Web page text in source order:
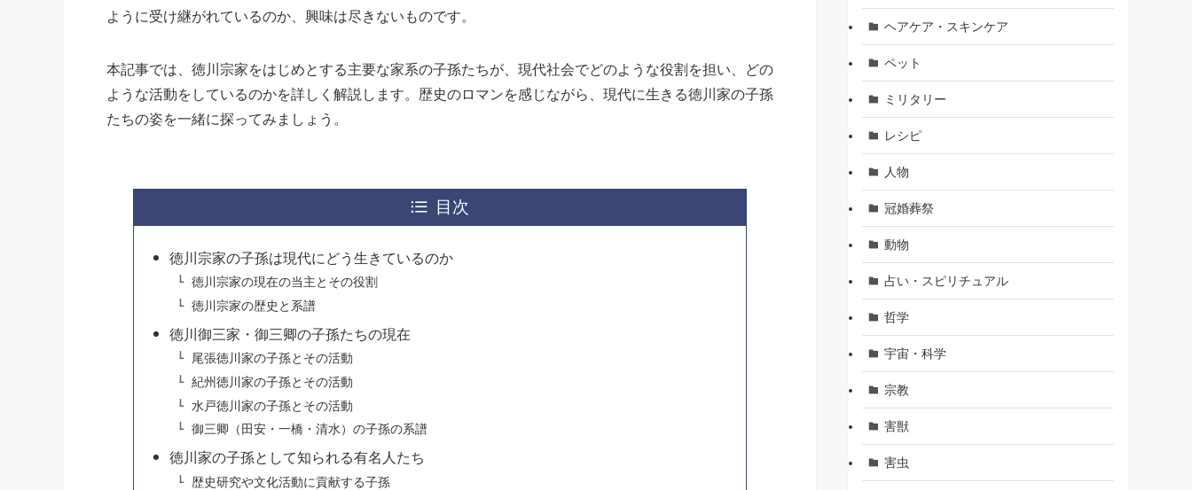
ように受け継がれているのか、興味は尽きないものです。
本記事では、徳川宗家をはじめとする主要な家系の子孫たちが、現代社会でどのような役割を担い、どの
ような活動をしているのかを詳しく解説します。歴史のロマンを感じながら、現代に生きる徳川家の子孫
たちの姿を一緒に探ってみましょう。
目次
徳川宗家の子孫は現代にどう生きているのか
徳川宗家の現在の当主とその役割
徳川宗家の歴史と系譜
徳川御三家・御三卿の子孫たちの現在
尾張徳川家の子孫とその活動
紀州徳川家の子孫とその活動
水戸徳川家の子孫とその活動
御三卿（田安・一橋・清水）の子孫の系譜
徳川家の子孫として知られる有名人たち
歴史研究や文化活動に貢献する子孫
ヘアケア・スキンケア
ペット
ミリタリー
レシピ
人物
冠婚葬祭
動物
占い・スピリチュアル
哲学
宇宙・科学
宗教
害獣
害虫